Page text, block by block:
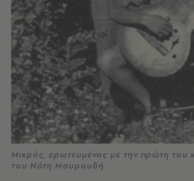
Μικρός, ερωτευμένος με την πρώτη του
του Νότη Μαυρουδή